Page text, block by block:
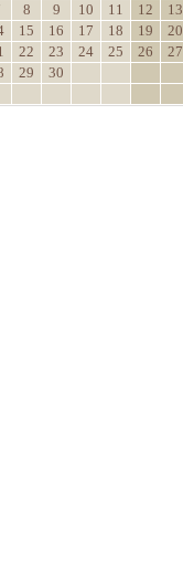
8 9 10 11 12
13
15 16 17 18 19
20
22 23 24 25 26
27
29 30